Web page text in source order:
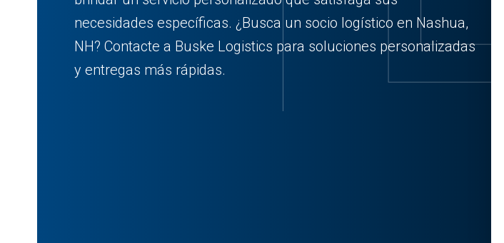
necesidades específicas. ¿Busca un socio logístico en Nashua,
NH? Contacte a Buske Logistics para soluciones personalizadas
y entregas más rápidas.